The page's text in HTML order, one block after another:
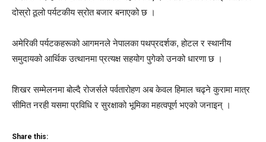
दोस्रो ठूलो पर्यटकीय स्रोत बजार बनाएको छ ।
अमेरिकी पर्यटकहरूको आगमनले नेपालका पथप्रदर्शक, होटल र स्थानीय
समुदायको आर्थिक उत्थानमा प्रत्यक्ष सहयोग पुगेको उनको धारणा छ ।
शिखर सम्मेलनमा बोल्दै रोजर्सले पर्वतारोहण अब केवल हिमाल चढ्ने कुरामा मात्र
सीमित नरही यसमा प्रविधि र सुरक्षाको भूमिका महत्वपूर्ण भएको जनाइन् ।
Share this: